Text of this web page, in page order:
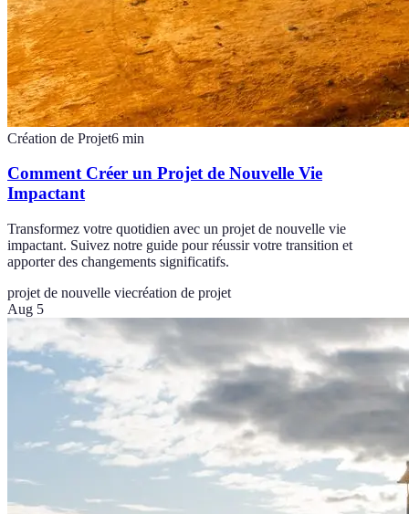
Création de Projet6 min
Comment Créer un Projet de Nouvelle Vie
Impactant
Transformez votre quotidien avec un projet de nouvelle vie
impactant. Suivez notre guide pour réussir votre transition et
apporter des changements significatifs.
projet de nouvelle viecréation de projet
Aug 5